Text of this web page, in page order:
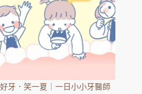
牙．笑一夏｜一日小小牙醫師